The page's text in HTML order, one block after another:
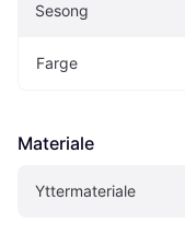
Sesong
Farge
Materiale
Yttermateriale